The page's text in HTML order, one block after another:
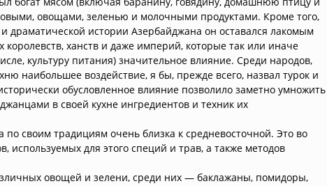
овощами, зеленью и молочными продуктами. Кроме того,
драматической истории Азербайджана он оставался лакомым
королевств, ханств и даже империй, которые так или иначе
культуру питания) значительное влияние. Среди народов,
наибольшее воздействие, я бы, прежде всего, назвал турок и
обусловленное влияние позволило заметно умножить
в своей кухне ингредиентов и техник их
своим традициям очень близка к средневосточной. Это во
используемых для этого специй и трав, а также методов
овощей и зелени, среди них — баклажаны, помидоры,